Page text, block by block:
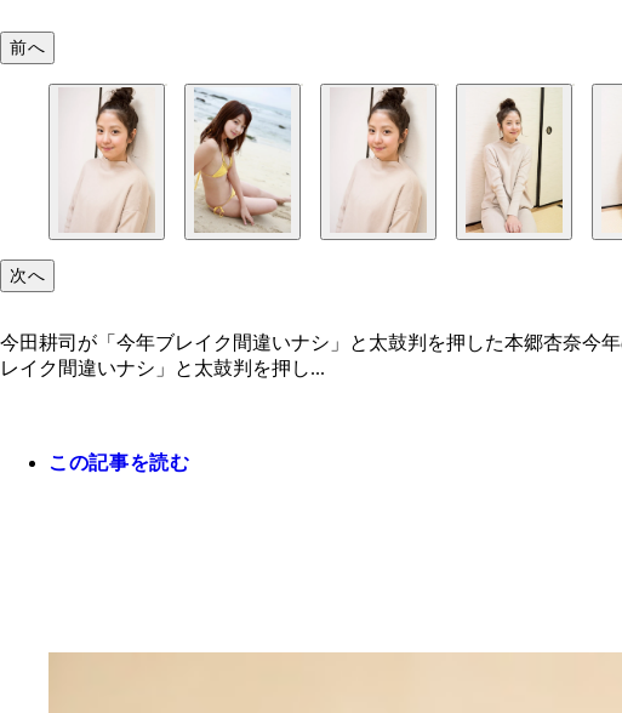
前へ
次へ
今田耕司が「今年ブレイク間違いナシ」と太鼓判を押した本郷杏奈今
レイク間違いナシ」と太鼓判を押し...
この記事を読む